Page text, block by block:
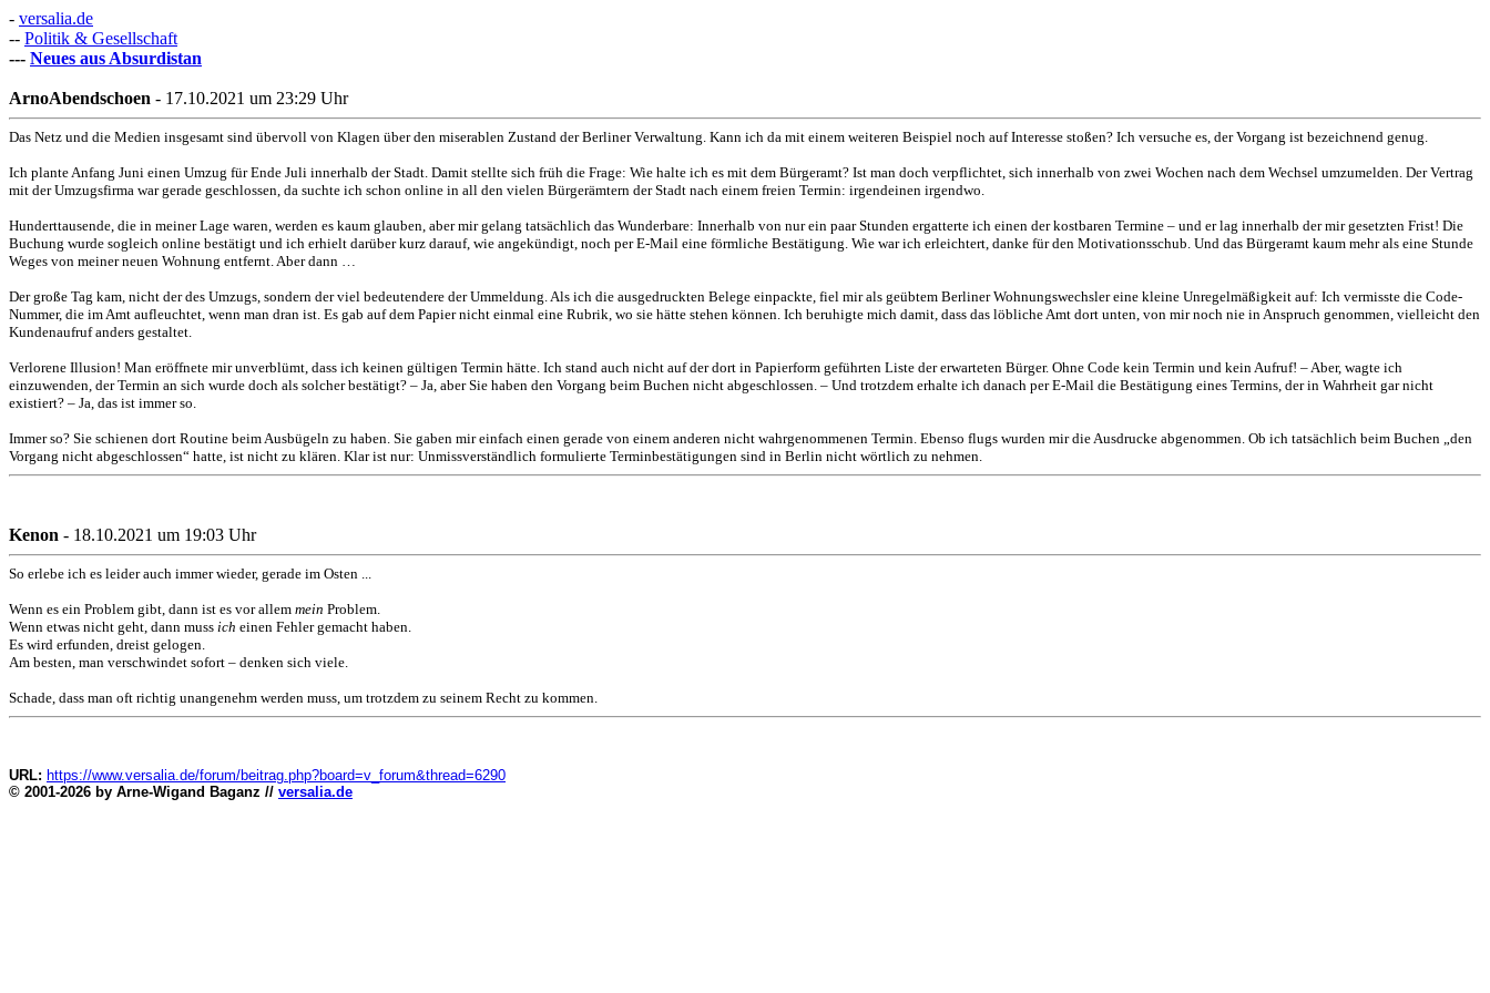
- versalia.de
-- Politik & Gesellschaft
--- Neues aus Absurdistan
ArnoAbendschoen - 17.10.2021 um 23:29 Uhr
Das Netz und die Medien insgesamt sind übervoll von Klagen über den miserablen Zustand der Berliner Verwaltung. Kann ich da mit einem weiteren Beispiel noch auf Interesse stoßen? Ich versuche es, der Vorgang ist bezeichnend genug.
Ich plante Anfang Juni einen Umzug für Ende Juli innerhalb der Stadt. Damit stellte sich früh die Frage: Wie halte ich es mit dem Bürgeramt? Ist man doch verpflichtet, sich innerhalb von zwei Wochen nach dem Wechsel umzumelden. Der Vertrag
mit der Umzugsfirma war gerade geschlossen, da suchte ich schon online in all den vielen Bürgerämtern der Stadt nach einem freien Termin: irgendeinen irgendwo.
Hunderttausende, die in meiner Lage waren, werden es kaum glauben, aber mir gelang tatsächlich das Wunderbare: Innerhalb von nur ein paar Stunden ergatterte ich einen der kostbaren Termine – und er lag innerhalb der mir gesetzten Frist! Die
Buchung wurde sogleich online bestätigt und ich erhielt darüber kurz darauf, wie angekündigt, noch per E-Mail eine förmliche Bestätigung. Wie war ich erleichtert, danke für den Motivationsschub. Und das Bürgeramt kaum mehr als eine Stunde
Weges von meiner neuen Wohnung entfernt. Aber dann …
Der große Tag kam, nicht der des Umzugs, sondern der viel bedeutendere der Ummeldung. Als ich die ausgedruckten Belege einpackte, fiel mir als geübtem Berliner Wohnungswechsler eine kleine Unregelmäßigkeit auf: Ich vermisste die Code-
Nummer, die im Amt aufleuchtet, wenn man dran ist. Es gab auf dem Papier nicht einmal eine Rubrik, wo sie hätte stehen können. Ich beruhigte mich damit, dass das löbliche Amt dort unten, von mir noch nie in Anspruch genommen, vielleicht den
Kundenaufruf anders gestaltet.
Verlorene Illusion! Man eröffnete mir unverblümt, dass ich keinen gültigen Termin hätte. Ich stand auch nicht auf der dort in Papierform geführten Liste der erwarteten Bürger. Ohne Code kein Termin und kein Aufruf! – Aber, wagte ich
einzuwenden, der Termin an sich wurde doch als solcher bestätigt? – Ja, aber Sie haben den Vorgang beim Buchen nicht abgeschlossen. – Und trotzdem erhalte ich danach per E-Mail die Bestätigung eines Termins, der in Wahrheit gar nicht
existiert? – Ja, das ist immer so.
Immer so? Sie schienen dort Routine beim Ausbügeln zu haben. Sie gaben mir einfach einen gerade von einem anderen nicht wahrgenommenen Termin. Ebenso flugs wurden mir die Ausdrucke abgenommen. Ob ich tatsächlich beim Buchen „den
Vorgang nicht abgeschlossen“ hatte, ist nicht zu klären. Klar ist nur: Unmissverständlich formulierte Terminbestätigungen sind in Berlin nicht wörtlich zu nehmen.
Kenon - 18.10.2021 um 19:03 Uhr
So erlebe ich es leider auch immer wieder, gerade im Osten ...
Wenn es ein Problem gibt, dann ist es vor allem mein Problem.
Wenn etwas nicht geht, dann muss ich einen Fehler gemacht haben.
Es wird erfunden, dreist gelogen.
Am besten, man verschwindet sofort – denken sich viele.
Schade, dass man oft richtig unangenehm werden muss, um trotzdem zu seinem Recht zu kommen.
URL: https://www.versalia.de/forum/beitrag.php?board=v_forum&thread=6290
© 2001-2026 by Arne-Wigand Baganz // versalia.de